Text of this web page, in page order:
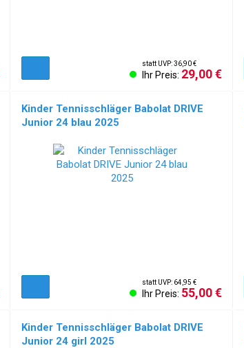
statt UVP: 36,90 €
Ihr Preis: 29,00 €
Kinder Tennisschläger Babolat DRIVE
Junior 24 blau 2025
statt UVP: 64,95 €
Ihr Preis: 55,00 €
Kinder Tennisschläger Babolat DRIVE
Junior 24 girl 2025